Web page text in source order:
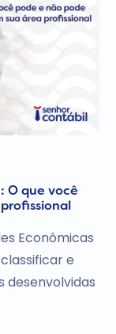
O que você
Econômicas
e
desenvolvidas